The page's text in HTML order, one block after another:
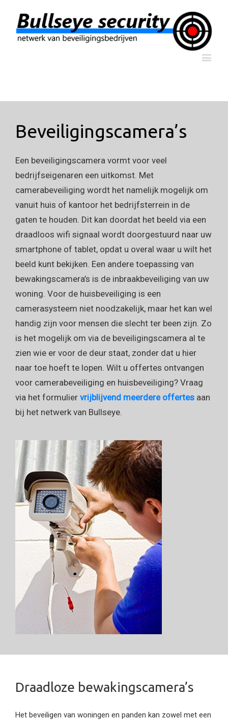
Beveiligingscamera’s
Een beveiligingscamera vormt voor veel
bedrijfseigenaren een uitkomst. Met
camerabeveiliging wordt het namelijk mogelijk om
vanuit huis of kantoor het bedrijfsterrein in de
gaten te houden. Dit kan doordat het beeld via een
draadloos wifi signaal wordt doorgestuurd naar uw
smartphone of tablet, opdat u overal waar u wilt het
beeld kunt bekijken. Een andere toepassing van
bewakingscamera’s is de inbraakbeveiliging van uw
woning. Voor de huisbeveiliging is een
camerasysteem niet noodzakelijk, maar het kan wel
handig zijn voor mensen die slecht ter been zijn. Zo
is het mogelijk om via de beveiligingscamera al te
zien wie er voor de deur staat, zonder dat u hier
naar toe hoeft te lopen. Wilt u offertes ontvangen
voor camerabeveiliging en huisbeveiliging? Vraag
via het formulier vrijblijvend meerdere offertes aan
bij het netwerk van Bullseye.
Draadloze bewakingscamera’s
Het beveiligen van woningen en panden kan zowel met een